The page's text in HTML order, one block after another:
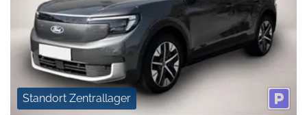
Standort Zentrallager